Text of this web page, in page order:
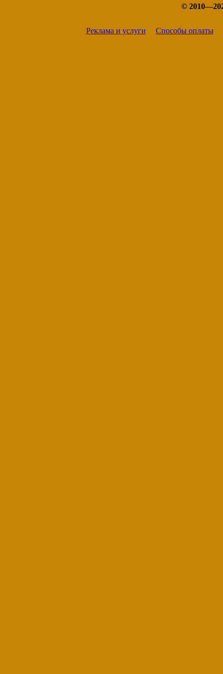
©
Реклама и услуги Способы оплаты